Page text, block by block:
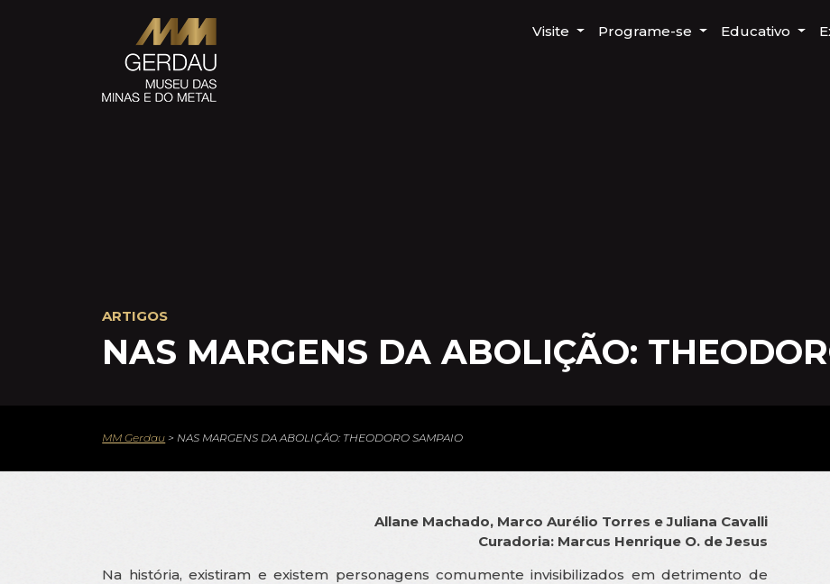
Visite Programe-se Educativo
ARTIGOS
NAS MARGENS DA ABOLIÇÃO:
MM Gerdau > NAS MARGENS DA ABOLIÇÃO: THEODORO SAMPAIO
Allane Machado, Marco Aurélio Torres e Juliana Cavalli
Curadoria: Marcus Henrique O. de Jesus
Na história, existiram e existem personagens comumente invisibilizados em detrimento de